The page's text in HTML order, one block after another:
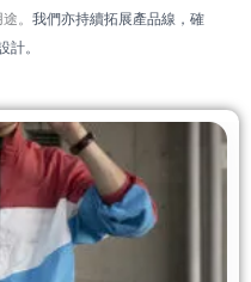
途。我們亦持續拓展產品線，確
。